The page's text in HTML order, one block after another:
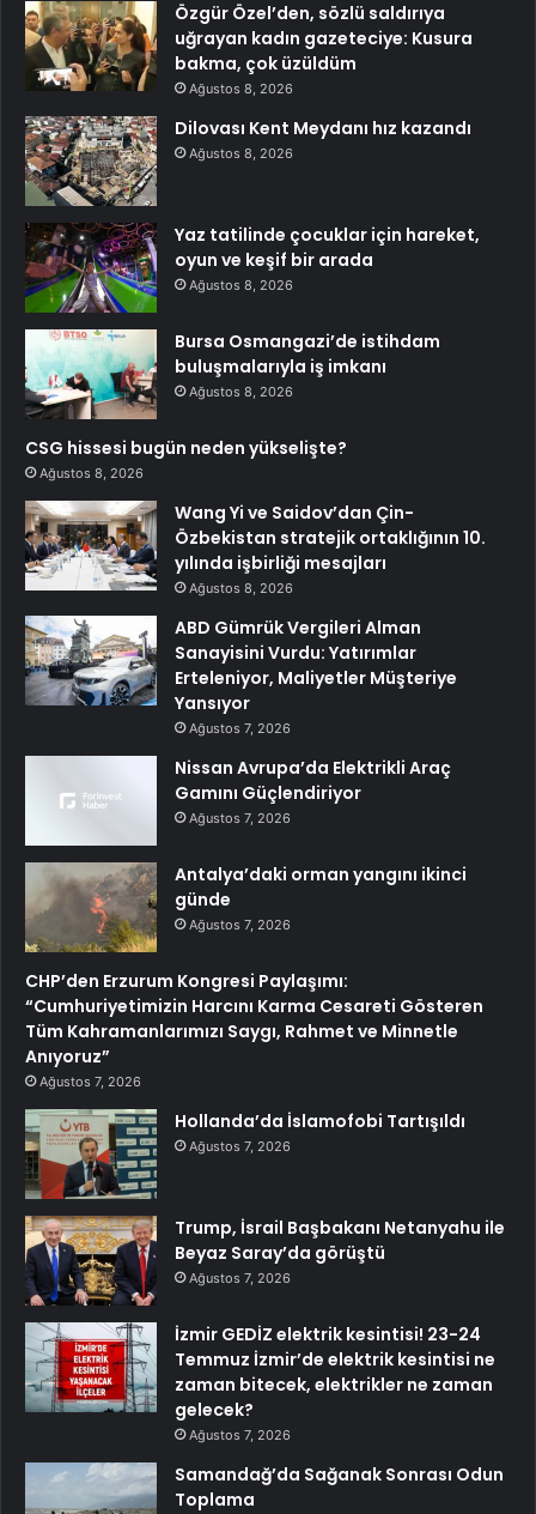
Özgür Özel’den, sözlü saldırıya
uğrayan kadın gazeteciye: Kusura
bakma, çok üzüldüm
Ağustos 8, 2026
Dilovası Kent Meydanı hız kazandı
Ağustos 8, 2026
Yaz tatilinde çocuklar için hareket,
oyun ve keşif bir arada
Ağustos 8, 2026
Bursa Osmangazi’de istihdam
buluşmalarıyla iş imkanı
Ağustos 8, 2026
CSG hissesi bugün neden yükselişte?
Ağustos 8, 2026
Wang Yi ve Saidov’dan Çin-
Özbekistan stratejik ortaklığının 10.
yılında işbirliği mesajları
Ağustos 8, 2026
ABD Gümrük Vergileri Alman
Sanayisini Vurdu: Yatırımlar
Erteleniyor, Maliyetler Müşteriye
Yansıyor
Ağustos 7, 2026
Nissan Avrupa’da Elektrikli Araç
Gamını Güçlendiriyor
Ağustos 7, 2026
Antalya’daki orman yangını ikinci
günde
Ağustos 7, 2026
CHP’den Erzurum Kongresi Paylaşımı:
“Cumhuriyetimizin Harcını Karma Cesareti Gösteren
Tüm Kahramanlarımızı Saygı, Rahmet ve Minnetle
Anıyoruz”
Ağustos 7, 2026
Hollanda’da İslamofobi Tartışıldı
Ağustos 7, 2026
Trump, İsrail Başbakanı Netanyahu ile
Beyaz Saray’da görüştü
Ağustos 7, 2026
İzmir GEDİZ elektrik kesintisi! 23-24
Temmuz İzmir’de elektrik kesintisi ne
zaman bitecek, elektrikler ne zaman
gelecek?
Ağustos 7, 2026
Samandağ’da Sağanak Sonrası Odun
Toplama